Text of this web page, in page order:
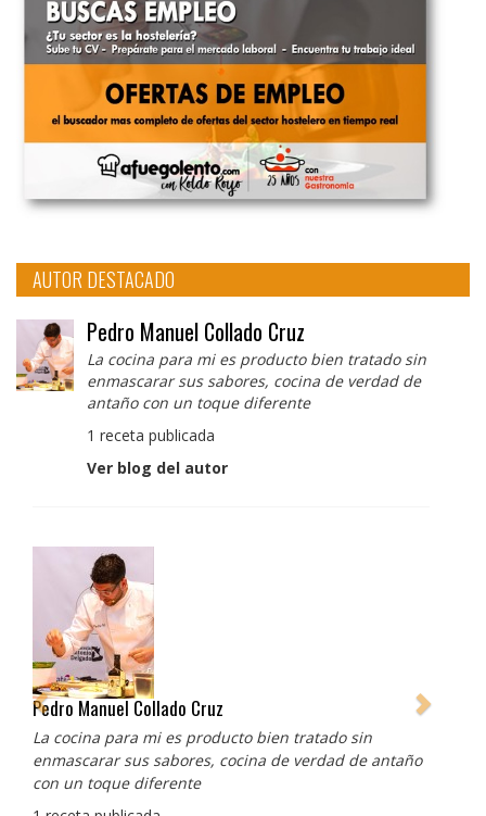
AUTOR DESTACADO
Pedro Manuel Collado Cruz
La cocina para mi es producto bien tratado sin
enmascarar sus sabores, cocina de verdad de
antaño con un toque diferente
1 receta publicada
Ver blog del autor
Pedro Manuel Collado Cruz
La cocina para mi es producto bien tratado sin
enmascarar sus sabores, cocina de verdad de antaño
con un toque diferente